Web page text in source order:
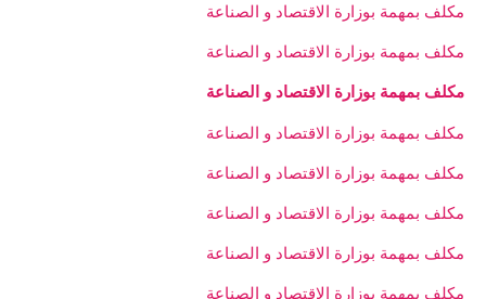
مكلف بمهمة بوزارة الاقتصاد و الصناعة
مكلف بمهمة بوزارة الاقتصاد و الصناعة
مكلف بمهمة بوزارة الاقتصاد و الصناعة
مكلف بمهمة بوزارة الاقتصاد و الصناعة
مكلف بمهمة بوزارة الاقتصاد و الصناعة
مكلف بمهمة بوزارة الاقتصاد و الصناعة
مكلف بمهمة بوزارة الاقتصاد و الصناعة
مكلف بمهمة بوزارة الاقتصاد و الصناعة